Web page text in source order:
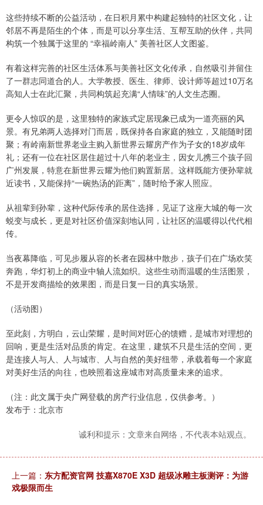
这些持续不断的公益活动，在日积月累中构建起独特的社区文化，让
邻居不再是陌生的个体，而是可以分享生活、互帮互助的伙伴，共同
构筑一个独属于这里的 “幸福岭南人” 美善社区人文图鉴。
有着这样完善的社区生活体系与美善社区文化传承，自然吸引并留住
了一群志同道合的人。大学教授、医生、律师、设计师等超过10万名
高知人士在此汇聚，共同构筑起充满“人情味”的人文生态圈。
更令人惊叹的是，这里独特的家族式定居现象已成为一道亮丽的风
景。有兄弟两人选择对门而居，既保持各自家庭的独立，又能随时团
聚；有岭南新世界老业主购入新世界云耀房产作为子女的18岁成年
礼；还有一位在社区居住超过十八年的老业主，因女儿携三个孩子回
广州发展，特意在新世界云耀为他们购置新居。这样既能方便孙辈就
近读书，又能保持“一碗热汤的距离”，随时给予家人照应。
从祖辈到孙辈，这种代际传承的居住选择，见证了这座大城的每一次
蜕变与成长，更是对社区价值深刻地认同，让社区的温暖得以代代相
传。
当夜幕降临，可见步履从容的长者在园林中散步，孩子们在广场欢笑
奔跑，华灯初上的商业中轴人流如织。这些生动而温暖的生活图景，
不是开发商描绘的效果图，而是日复一日的真实场景。
（活动图）
至此刻，方明白，云山荣耀，是时间对匠心的馈赠，是城市对理想的
回响，更是生活对品质的肯定。在这里，建筑不只是生活的空间，更
是连接人与人、人与城市、人与自然的美好纽带，承载着每一个家庭
对美好生活的向往，也映照着这座城市对高质量未来的追求。
（注：此文属于央广网登载的房产行业信息，仅供参考。）
发布于：北京市
诚利和提示：文章来自网络，不代表本站观点。
上一篇： 东方配资官网 技嘉X870E X3D 超级冰雕主板测评：为游
戏极限而生